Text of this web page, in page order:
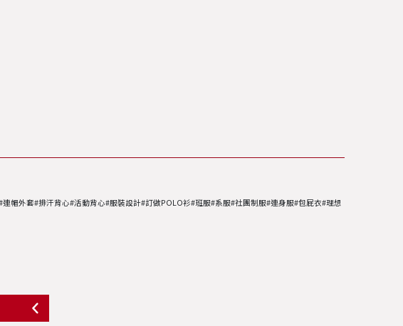
帽外套#排汗背心#活動背心#服裝設計#訂做POLO衫#班服#系服#社團制服#連身服#包屁衣#理想